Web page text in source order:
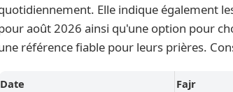
Elle indique également
août 2026 ainsi qu'une option pour
référence fiable pour leurs prières.
Date Fajr